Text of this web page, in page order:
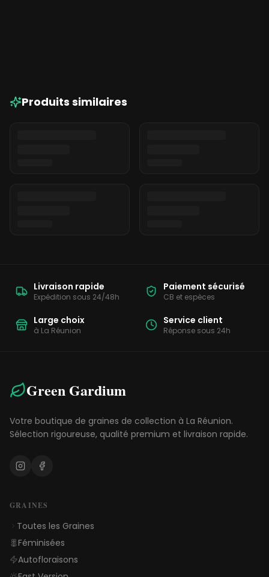
Produits similaires
Livraison rapide
Expédition sous 24/48h
Paiement sécurisé
CB et espèces
Large choix
à La Réunion
Service client
Réponse sous 24h
Green Gardium
Votre boutique de graines de collection à La Réunion.
Sélection rigoureuse, qualité premium et livraison rapide.
GRAINES
Toutes les Graines
Féminisées
Autofloraisons